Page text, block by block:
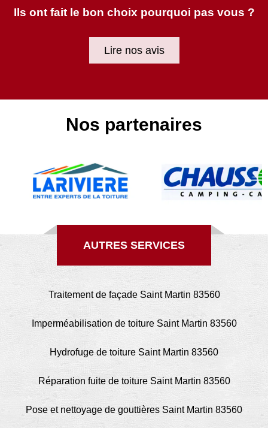
Ils ont fait le bon choix pourquoi pas vous ?
Lire nos avis
Nos partenaires
AUTRES SERVICES
Traitement de façade Saint Martin 83560
Imperméabilisation de toiture Saint Martin 83560
Hydrofuge de toiture Saint Martin 83560
Réparation fuite de toiture Saint Martin 83560
Pose et nettoyage de gouttières Saint Martin 83560